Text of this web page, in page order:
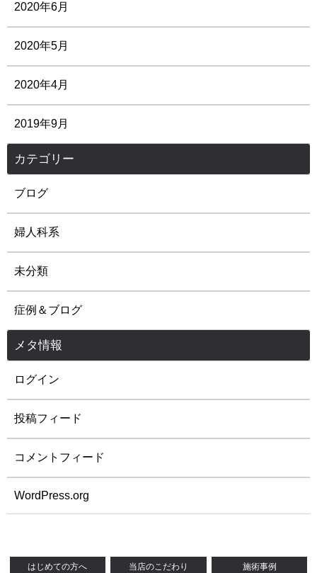
2020年6月
2020年5月
2020年4月
2019年9月
カテゴリー
ブログ
婦人科系
未分類
症例＆ブログ
メタ情報
ログイン
投稿フィード
コメントフィード
WordPress.org
はじめての方へ 当店のこだわり 施術事例